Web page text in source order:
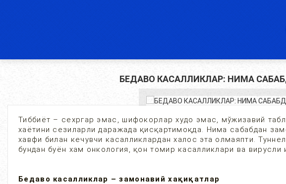
БЕДАВО КАСАЛЛИКЛАР: НИМА
Тиббиёт – сехргар эмас, шифокорлар худо эмас, мўжизавий
хаётини сезиларли даражада қисқартимоқда. Нима сабабдан
хавфи билан кечувчи касалликлардан халос эта олмаяпти.
бундан буён хам онкология, қон томир касалликлари ва
Бедаво касалликлар – замонавий хақиқатлар